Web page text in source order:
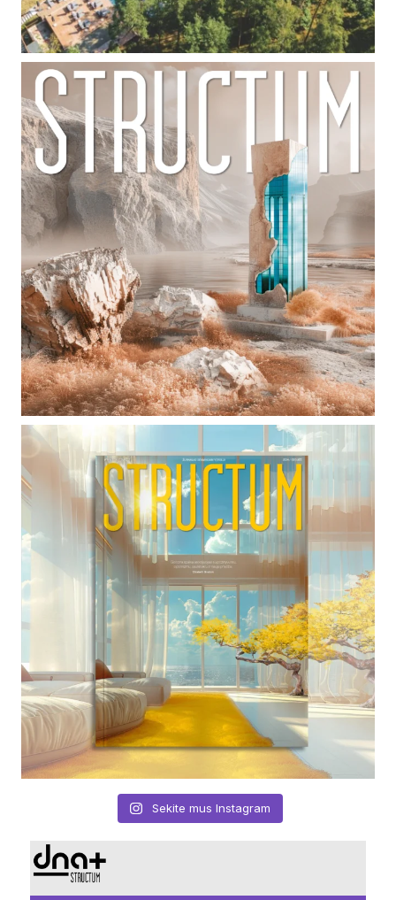
Sekite mus Instagram